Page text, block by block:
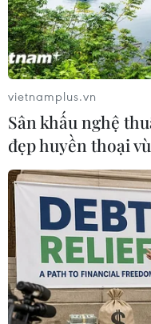
Nhấp chuột
vietnamplus.vn
Sân khấu nghệ
đẹp huyền thoại